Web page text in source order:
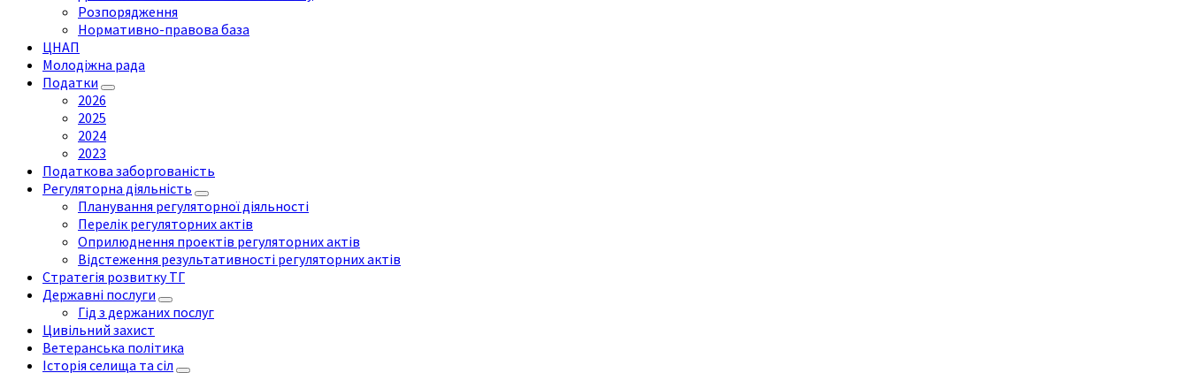
Розпорядження
Нормативно-правова база
ЦНАП
Молодіжна рада
Податки
2026
2025
2024
2023
Податкова заборгованість
Регуляторна діяльність
Планування регуляторної діяльності
Перелік регуляторних актів
Оприлюднення проектів регуляторних актів
Відстеження результативності регуляторних актів
Стратегія розвитку ТГ
Державні послуги
Гід з держаних послуг
Цивільний захист
Ветеранська політика
Історія селища та сіл